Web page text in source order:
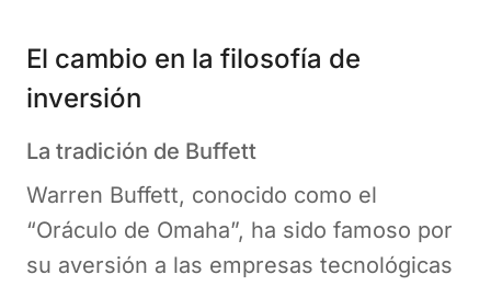
El cambio en la filosofía de
inversión
La tradición de Buffett
Warren Buffett, conocido como el
“Oráculo de Omaha”, ha sido famoso por
su aversión a las empresas tecnológicas